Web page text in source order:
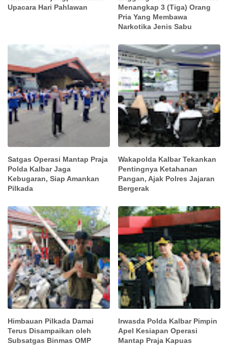
Upacara Hari Pahlawan
Menangkap 3 (Tiga) Orang
Pria Yang Membawa
Narkotika Jenis Sabu
Satgas Operasi Mantap Praja
Polda Kalbar Jaga
Kebugaran, Siap Amankan
Pilkada
Wakapolda Kalbar Tekankan
Pentingnya Ketahanan
Pangan, Ajak Polres Jajaran
Bergerak
Himbauan Pilkada Damai
Terus Disampaikan oleh
Subsatgas Binmas OMP
Irwasda Polda Kalbar Pimpin
Apel Kesiapan Operasi
Mantap Praja Kapuas